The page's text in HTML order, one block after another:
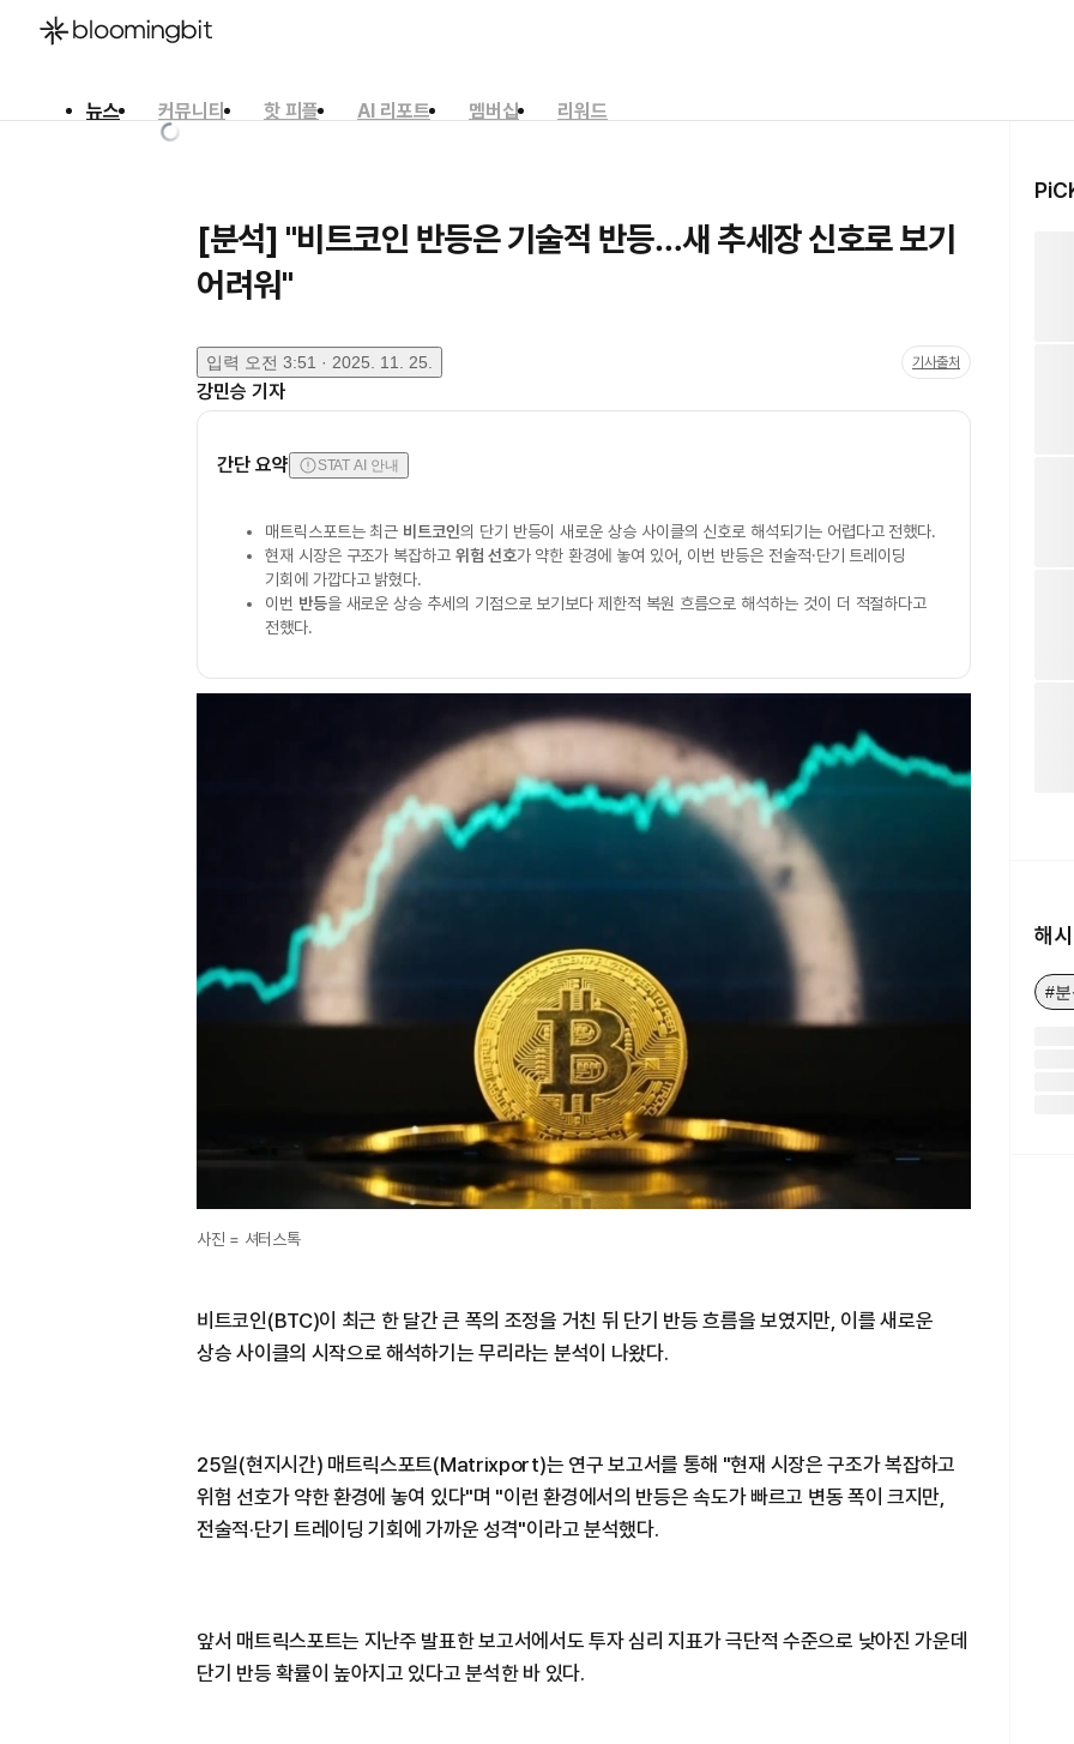
뉴스 커뮤니티 핫 피플 AI 리포트 멤버십
리워드
[분석] "비트코인 반등은 기술적 반등…새 추세장 신호로 보기
어려워"
입력 오전 3:51 · 2025. 11. 25. 기사출처
강민승 기자
간단 요약 STAT AI 안내
매트릭스포트는 최근 비트코인의 단기 반등이 새로운 상승 사이클의 신호로 해석되기는 어렵다고 전했다.
현재 시장은 구조가 복잡하고 위험 선호가 약한 환경에 놓여 있어, 이번 반등은 전술적·단기 트레이딩
기회에 가깝다고 밝혔다.
이번 반등을 새로운 상승 추세의 기점으로 보기보다 제한적 복원 흐름으로 해석하는 것이 더 적절하다고
전했다.
사진 = 셔터스톡
비트코인(BTC)이 최근 한 달간 큰 폭의 조정을 거친 뒤 단기 반등 흐름을 보였지만, 이를 새로운
상승 사이클의 시작으로 해석하기는 무리라는 분석이 나왔다.
25일(현지시간) 매트릭스포트(Matrixport)는 연구 보고서를 통해 "현재 시장은 구조가 복잡하고
위험 선호가 약한 환경에 놓여 있다"며 "이런 환경에서의 반등은 속도가 빠르고 변동 폭이 크지만,
전술적·단기 트레이딩 기회에 가까운 성격"이라고 분석했다.
앞서 매트릭스포트는 지난주 발표한 보고서에서도 투자 심리 지표가 극단적 수준으로 낮아진 가운데
단기 반등 확률이 높아지고 있다고 분석한 바 있다.
해
#분